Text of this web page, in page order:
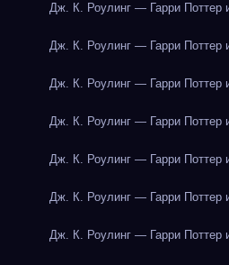
Дж. К. Роулинг — Гарри Поттер
Дж. К. Роулинг — Гарри Поттер
Дж. К. Роулинг — Гарри Поттер
Дж. К. Роулинг — Гарри Поттер
Дж. К. Роулинг — Гарри Поттер
Дж. К. Роулинг — Гарри Поттер
Дж. К. Роулинг — Гарри Поттер